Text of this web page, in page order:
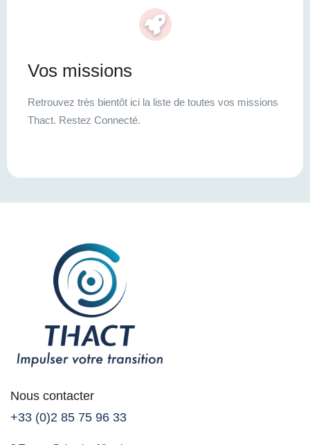
Vos missions
Retrouvez très bientôt ici la liste de toutes vos missions
Thact. Restez Connecté.
Nous contacter
+33 (0)2 85 75 96 33